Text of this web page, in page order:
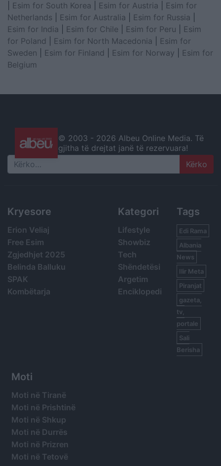
Esim for South Korea Esim for Austria
Esim for
Netherlands
Esim for Australia Esim for Russia
Esim for India
Esim for Chile Esim for Peru
Esim
for Poland
Esim for North Macedonia
Esim for
Sweden
Esim for Finland Esim for Norway
Esim for
Belgium
© 2003 - 2026 Albeu Online Media. Të
gjitha të drejtat janë të rezervuara!
Search
Kryesore
Erion Veliaj
Free Esim
Zgjedhjet 2025
Belinda Balluku
SPAK
Kombëtarja
Kategori
Lifestyle
Showbiz
Tech
Shëndetësi
Argetim
Enciklopedi
Tags
Edi Rama
Albania
News
Ilir Meta
Piranjat
gazeta,
tv,
portale
Sali
Berisha
Moti
Moti në Tiranë
Moti në Prishtinë
Moti në Shkup
Moti në Durrës
Moti në Prizren
Moti në Tetovë